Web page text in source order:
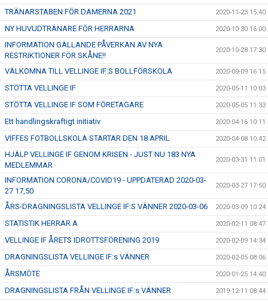
TRÄNARSTABEN FÖR DAMERNA 2021 2020-11-23 15:40
NY HUVUDTRÄNARE FÖR HERRARNA 2020-10-30 16:00
INFORMATION GÄLLANDE PÅVERKAN AV NYA
RESTRIKTIONER FÖR SKÅNE!!
2020-10-28 17:30
VÄLKOMNA TILL VELLINGE IF:S BOLLFÖRSKOLA 2020-09-09 16:15
STÖTTA VELLINGE IF 2020-05-11 10:03
STÖTTA VELLINGE IF SOM FÖRETAGARE 2020-05-05 11:33
Ett handlingskraftigt initiativ 2020-04-16 10:11
VIFFES FOTBOLLSKOLA STARTAR DEN 18 APRIL 2020-04-08 10:42
HJÄLP VELLINGE IF GENOM KRISEN - JUST NU 183 NYA
MEDLEMMAR
2020-03-31 11:01
INFORMATION CORONA/COVID19 - UPPDATERAD 2020-03-
27 17,50
2020-03-27 17:50
ÅRS-DRAGNINGSLISTA VELLINGE IF:S VÄNNER 2020-03-06 2020-03-09 10:24
STATISTIK HERRAR A 2020-02-11 08:47
VELLINGE IF ÅRETS IDROTTSFÖRENING 2019 2020-02-09 14:34
DRAGNINGSLISTA VELLINGE IF:s VÄNNER 2020-02-05 08:06
ÅRSMÖTE 2020-01-25 14:40
DRAGNINGSLISTA FRÅN VELLINGE IF:s VÄNNER 2019-12-11 08:44